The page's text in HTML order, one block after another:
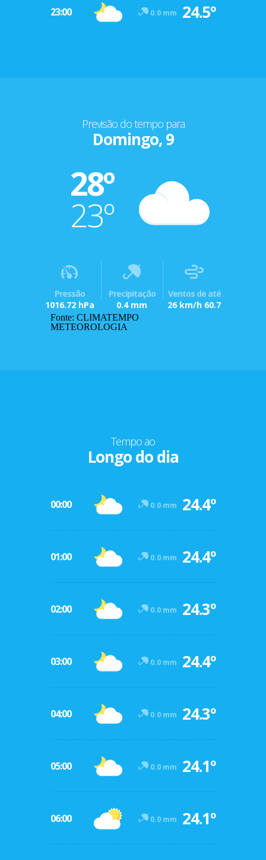
23:00 0.0 mm 24.5º
Previsão do tempo para
Domingo, 9
28º
23º
Pressão
1016.72 hPa
Precipitação
0.4 mm
Ventos de até
26 km/h 60.7
Fonte: CLIMATEMPO
METEOROLOGIA
Tempo ao
Longo do dia
00:00 0.0 mm 24.4º
01:00 0.0 mm 24.4º
02:00 0.0 mm 24.3º
03:00 0.0 mm 24.4º
04:00 0.0 mm 24.3º
05:00 0.0 mm 24.1º
06:00 0.0 mm 24.1º